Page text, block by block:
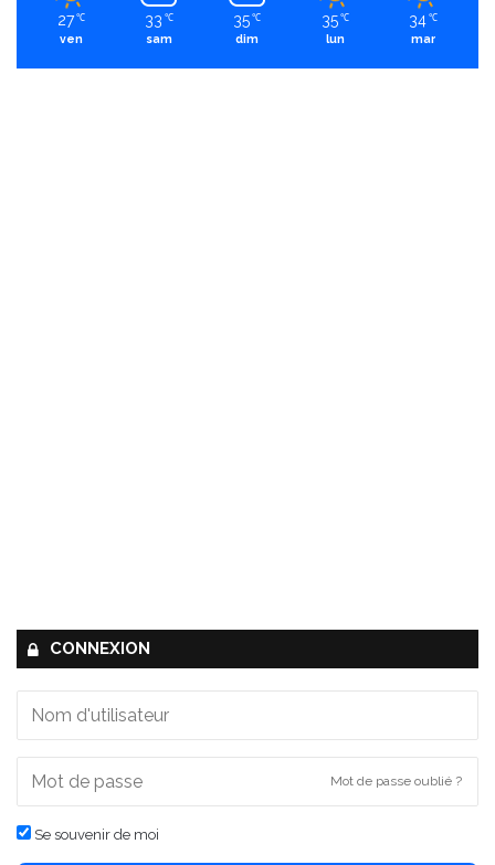
27 ℃
ven
33 ℃
sam
35 ℃
dim
35 ℃
lun
34 ℃
mar
CONNEXION
Mot de passe oublié ?
Se souvenir de moi